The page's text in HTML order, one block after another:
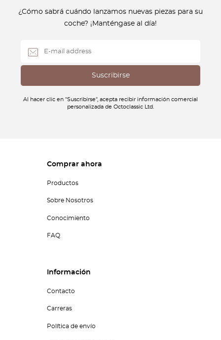
¿Cómo sabrá cuándo lanzamos nuevas piezas para su
coche? ¡Manténgase al día!
Al hacer clic en "Suscribirse", acepta recibir información comercial
personalizada de Octoclassic Ltd.
Comprar ahora
Productos
Sobre Nosotros
Conocimiento
FAQ
Información
Contacto
Carreras
Política de envío